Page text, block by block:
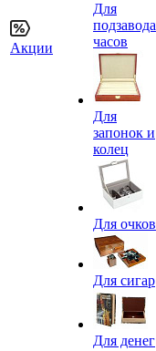
Акции
Для
подзавода
часов
Для
запонок и
колец
Для очков
Для сигар
Для денег